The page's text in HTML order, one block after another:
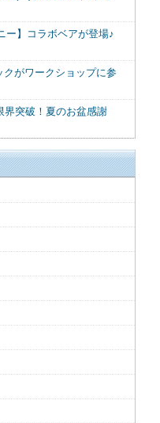
ー】コラボベアが登場♪
がワークショップに参
界突破！夏のお盆感謝